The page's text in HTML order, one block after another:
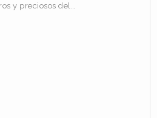
y preciosos del…